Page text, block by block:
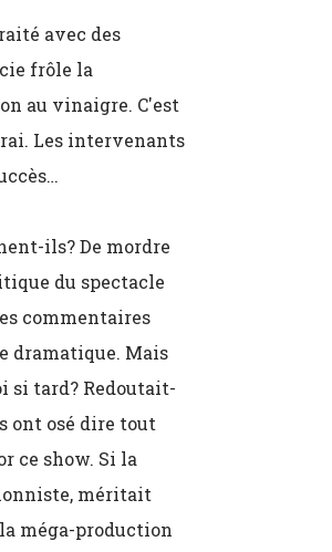
avec des
frôle la
au vinaigre. C'est
Les intervenants
ils? De mordre
du spectacle
commentaires
dramatique. Mais
si tard? Redoutait-
ont osé dire tout
ce show. Si la
méritait
méga-production